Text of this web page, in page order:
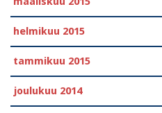
helmikuu 2015
tammikuu 2015
joulukuu 2014